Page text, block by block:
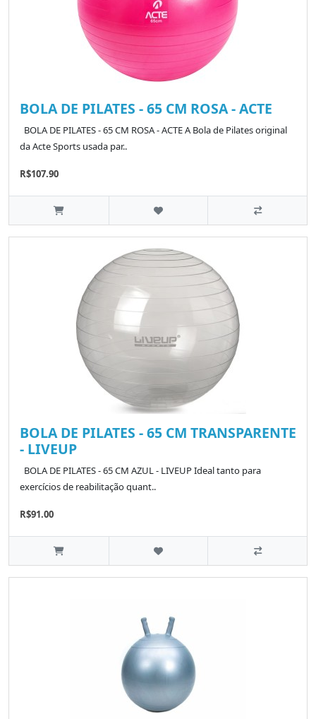
BOLA DE PILATES - 65 CM ROSA - ACTE
BOLA DE PILATES - 65 CM ROSA - ACTE A Bola de Pilates original
da Acte Sports usada par..
R$107.90
BOLA DE PILATES - 65 CM TRANSPARENTE
- LIVEUP
BOLA DE PILATES - 65 CM AZUL - LIVEUP Ideal tanto para
exercícios de reabilitação quant..
R$91.00